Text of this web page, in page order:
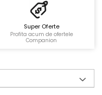
Super Oferte
Profita acum de ofertele
Companion